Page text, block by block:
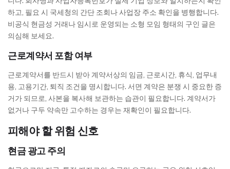
하고, 필요 시 국세청의 간단 조회나 사업장 주소 확인을 병행합니다.
비공식 현금성 거래나 임시로 운영되는 소형 모임 형태의 구인 글은
의심해 보세요.
근로계약서 포함 여부
근로계약서를 반드시 받아 계약서상의 임금, 근로시간, 휴식, 업무내
용, 고용기간, 퇴직 조건을 명시합니다. 서면 계약은 분쟁 시 중요한 증
거가 되므로, 사본을 복사해 보관하는 습관이 필요합니다. 계약서가
없거나 구두 약속만 고수하는 경우는 재확인이 필요합니다.
피해야 할 위험 신호
현금 광고 주의